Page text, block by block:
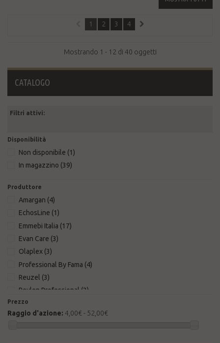
1 2 3 4
Mostrando 1 - 12 di 40 oggetti
CATALOGO
Filtri attivi:
Disponibilità
Non disponibile (1)
In magazzino (39)
Produttore
Amargan (4)
EchosLine (1)
Emmebi Italia (17)
Evan Care (3)
Olaplex (3)
Professional By Fama (4)
Reuzel (3)
Revlon Professional (2)
She
Prezzo
Raggio d'azione: 4,00€ - 52,00€